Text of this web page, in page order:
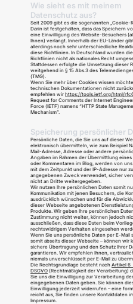
Wie sieht es mit meinem
Datenschutz aus?
Seit 2009 gibt es die sogenannten „Cookie-
Darin ist festgehalten, dass das Speichern
eine Einwilligung des Website-Besuchers
Ihnen) verlangt. Innerhalb der EU-Länder
allerdings noch sehr unterschiedliche
diese Richtlinien. In Deutschland wurden
Richtlinien nicht als nationales Recht
Stattdessen erfolgte die Umsetzung dieser
weitgehend in § 15 Abs.3 des
(TMG).
Wenn Sie mehr über Cookies wissen
technischen Dokumentationen nicht
empfehlen wir https://tools.ietf.org/html/
Request for Comments der Internet
Force (IETF) namens “HTTP State
Mechanism”.
Speicherung persönlicher
Persönliche Daten, die Sie uns auf dieser
elektronisch übermitteln, wie zum Beispiel
Mail-Adresse, Adresse oder andere
Angaben im Rahmen der Übermittlung eines
oder Kommentaren im Blog, werden von
mit dem Zeitpunkt und der IP-Adresse nur
angegebenen Zweck verwendet, sicher
nicht an Dritte weitergegeben.
Wir nutzen Ihre persönlichen Daten somit
Kommunikation mit jenen Besuchern, die
ausdrücklich wünschen und für die
dieser Webseite angebotenen
Produkte. Wir geben Ihre persönlichen
Zustimmung nicht weiter, können jedoch
ausschließen, dass diese Daten beim
rechtswidrigem Verhalten eingesehen
Wenn Sie uns persönliche Daten per E-Mail
somit abseits dieser Webseite – können wir
sichere Übertragung und den Schutz Ihrer
garantieren. Wir empfehlen Ihnen,
niemals unverschlüsselt per E-Mail zu
Die Rechtsgrundlage besteht nach Artikel 6
DSGVO (Rechtmäßigkeit der Verarbeitung)
Sie uns die Einwilligung zur Verarbeitung
eingegebenen Daten geben. Sie können
Einwilligung jederzeit widerrufen – eine
reicht aus, Sie finden unsere Kontaktdaten
Impressum.